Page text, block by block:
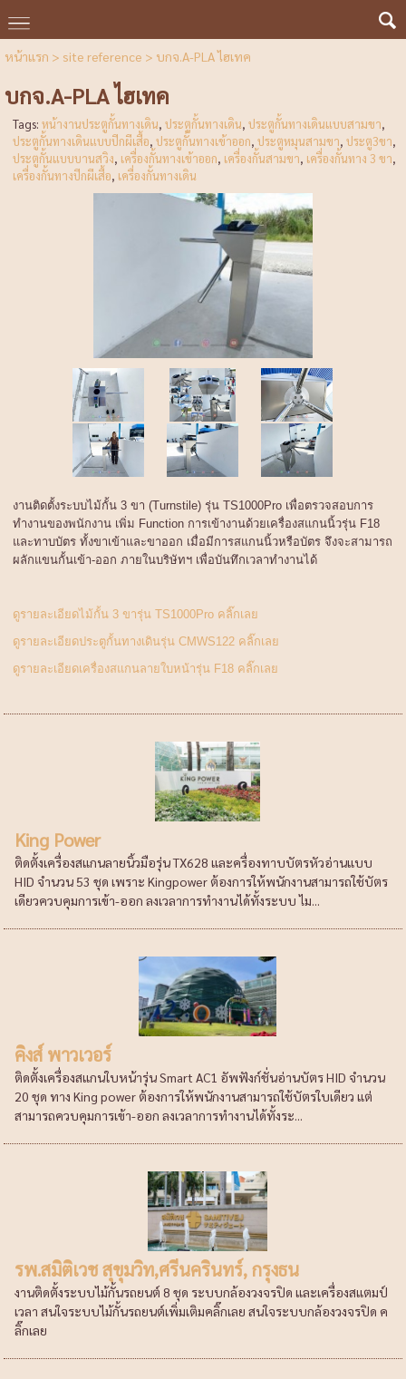
หน้าแรก > site reference > บกจ.A-PLA ไฮเทค
บกจ.A-PLA ไฮเทค
Tags: หน้างานประตูกั้นทางเดิน, ประตูกั้นทางเดิน, ประตูกั้นทางเดินแบบสามขา,
ประตูกั้นทางเดินแบบปีกผีเสื้อ, ประตูกั้นทางเข้าออก, ประตูหมุนสามขา, ประตู3ขา,
ประตูกั้นแบบบานสวิง, เครื่องกั้นทางเข้าออก, เครื่องกั้นสามขา, เครื่องกั้นทาง 3 ขา,
เครื่องกั้นทางปีกผีเสื้อ, เครื่องกั้นทางเดิน
งานติดตั้งระบบไม้กั้น 3 ขา (Turnstile) รุ่น TS1000Pro เพื่อตรวจสอบการ
ทำงานของพนักงาน เพิ่ม Function การเข้างานด้วยเครื่องสแกนนิ้วรุ่น F18
และทาบบัตร ทั้งขาเข้าและขาออก เมื่อมีการสแกนนิ้วหรือบัตร จึงจะสามารถ
ผลักแขนกั้นเข้า-ออก ภายในบริษัทฯ เพื่อบันทึกเวลาทำงานได้
ดูรายละเอียดไม้กั้น 3 ขารุ่น TS1000Pro คลิ๊กเลย
ดูรายละเอียดประตูกั้นทางเดินรุ่น CMWS122 คลิ๊กเลย
ดูรายละเอียดเครื่องสแกนลายใบหน้ารุ่น F18 คลิ๊กเลย
King Power
ติดตั้งเครื่องสแกนลายนิ้วมือรุ่น TX628 และครื่องทาบบัตรหัวอ่านแบบ
HID จำนวน 53 ชุด เพราะ Kingpower ต้องการให้พนักงานสามารถใช้บัตร
เดียวควบคุมการเข้า-ออก ลงเวลาการทำงานได้ทั้งระบบ ไม...
คิงส์ พาวเวอร์
ติดตั้งเครื่องสแกนใบหน้ารุ่น Smart AC1 อัพฟังก์ชั่นอ่านบัตร HID จำนวน
20 ชุด ทาง King power ต้องการให้พนักงานสามารถใช้บัตรใบเดียว แต่
สามารถควบคุมการเข้า-ออก ลงเวลาการทำงานได้ทั้งระ...
รพ.สมิติเวช สุขุมวิท,ศรีนครินทร์, กรุงธน
งานติดตั้งระบบไม้กั้นรถยนต์ 8 ชุด ระบบกล้องวงจรปิด และเครื่องสแตมป์
เวลา สนใจระบบไม้กั้นรถยนต์เพิ่มเติมคลิ๊กเลย สนใจระบบกล้องวงจรปิด ค
ลิ๊กเลย